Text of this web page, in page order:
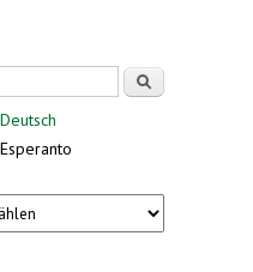
Deutsch
Esperanto